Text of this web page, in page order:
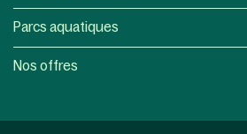
Parcs aquatiques
Nos offres